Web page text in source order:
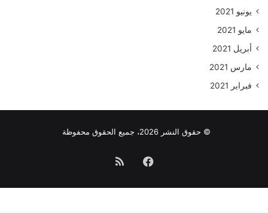
يونيو 2021
مايو 2021
أبريل 2021
مارس 2021
فبراير 2021
© حقوق النشر 2026، جميع الحقوق محفوظة
فيسبوكملخص
الموقع